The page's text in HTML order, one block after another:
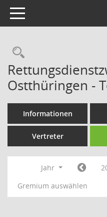
Toggle navigation
Ostthüringen -
Informationen
Vertreter
Jahr
Gremium auswählen